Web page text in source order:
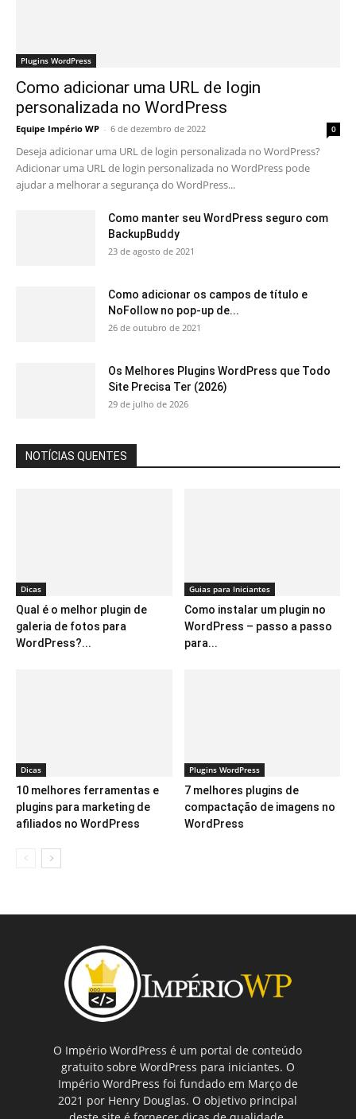
Plugins WordPress
Como adicionar uma URL de login
personalizada no WordPress
Equipe Império WP - 6 de dezembro de 2022 0
Deseja adicionar uma URL de login personalizada no WordPress?
Adicionar uma URL de login personalizada no WordPress pode
ajudar a melhorar a segurança do WordPress...
Como manter seu WordPress seguro com
BackupBuddy
23 de agosto de 2021
Como adicionar os campos de título e
NoFollow no pop-up de...
26 de outubro de 2021
Os Melhores Plugins WordPress que Todo
Site Precisa Ter (2026)
29 de julho de 2026
NOTÍCIAS QUENTES
Dicas
Qual é o melhor plugin de
galeria de fotos para
WordPress?...
Guias para Iniciantes
Como instalar um plugin no
WordPress – passo a passo
para...
Dicas
10 melhores ferramentas e
plugins para marketing de
afiliados no WordPress
Plugins WordPress
7 melhores plugins de
compactação de imagens no
WordPress
O Império WordPress é um portal de conteúdo
gratuito sobre WordPress para iniciantes. O
Império WordPress foi fundado em Março de
2021 por Henry Douglas. O objetivo principal